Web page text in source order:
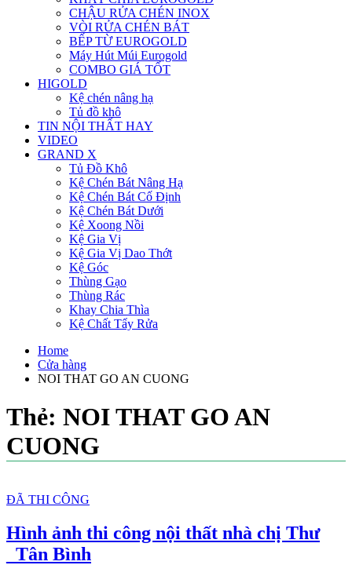
CHẬU RỬA CHÉN INOX
VÒI RỬA CHÉN BÁT
BẾP TỪ EUROGOLD
Máy Hút Múi Eurogold
COMBO GIÁ TỐT
HIGOLD
Kệ chén nâng hạ
Tủ đồ khô
TIN NỘI THẤT HAY
VIDEO
GRAND X
Tủ Đồ Khô
Kệ Chén Bát Nâng Hạ
Kệ Chén Bát Cố Định
Kệ Chén Bát Dưới
Kệ Xoong Nồi
Kệ Gia Vị
Kệ Gia Vị Dao Thớt
Kệ Góc
Thùng Gạo
Thùng Rác
Khay Chia Thìa
Kệ Chất Tẩy Rửa
Home
Cửa hàng
NOI THAT GO AN CUONG
Thẻ: NOI THAT GO AN
CUONG
ĐÃ THI CÔNG
Hình ảnh thi công nội thất nhà chị Thư
_Tân Bình